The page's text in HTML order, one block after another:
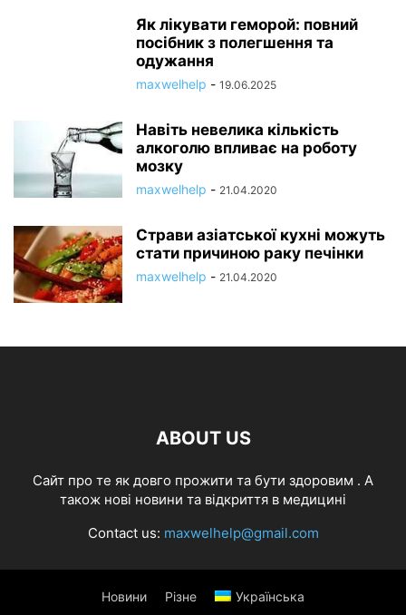
Як лікувати геморой: повний
посібник з полегшення та
одужання
maxwelhelp - 19.06.2025
Навіть невелика кількість
алкоголю впливає на роботу
мозку
maxwelhelp - 21.04.2020
Страви азіатської кухні можуть
стати причиною раку печінки
maxwelhelp - 21.04.2020
ABOUT US
Cайт про те як довго прожити та бути здоровим . А
також нові новини та відкриття в медицині
Contact us: maxwelhelp@gmail.com
Новини Різне Українська